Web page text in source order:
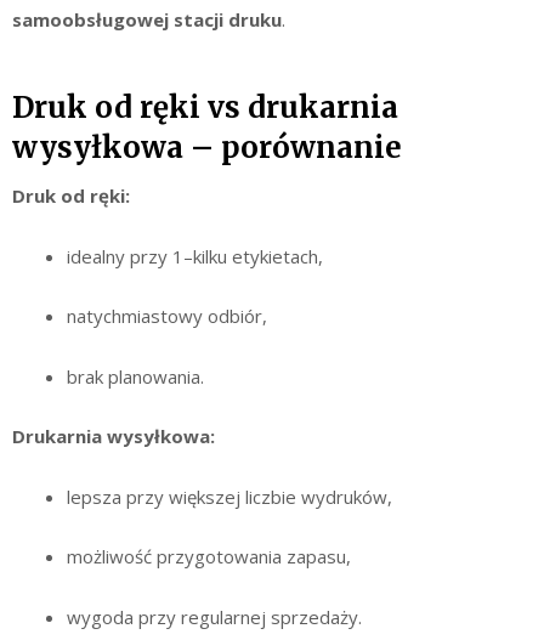
samoobsługowej stacji druku.
Druk od ręki vs drukarnia
wysyłkowa – porównanie
Druk od ręki:
idealny przy 1–kilku etykietach,
natychmiastowy odbiór,
brak planowania.
Drukarnia wysyłkowa:
lepsza przy większej liczbie wydruków,
możliwość przygotowania zapasu,
wygoda przy regularnej sprzedaży.